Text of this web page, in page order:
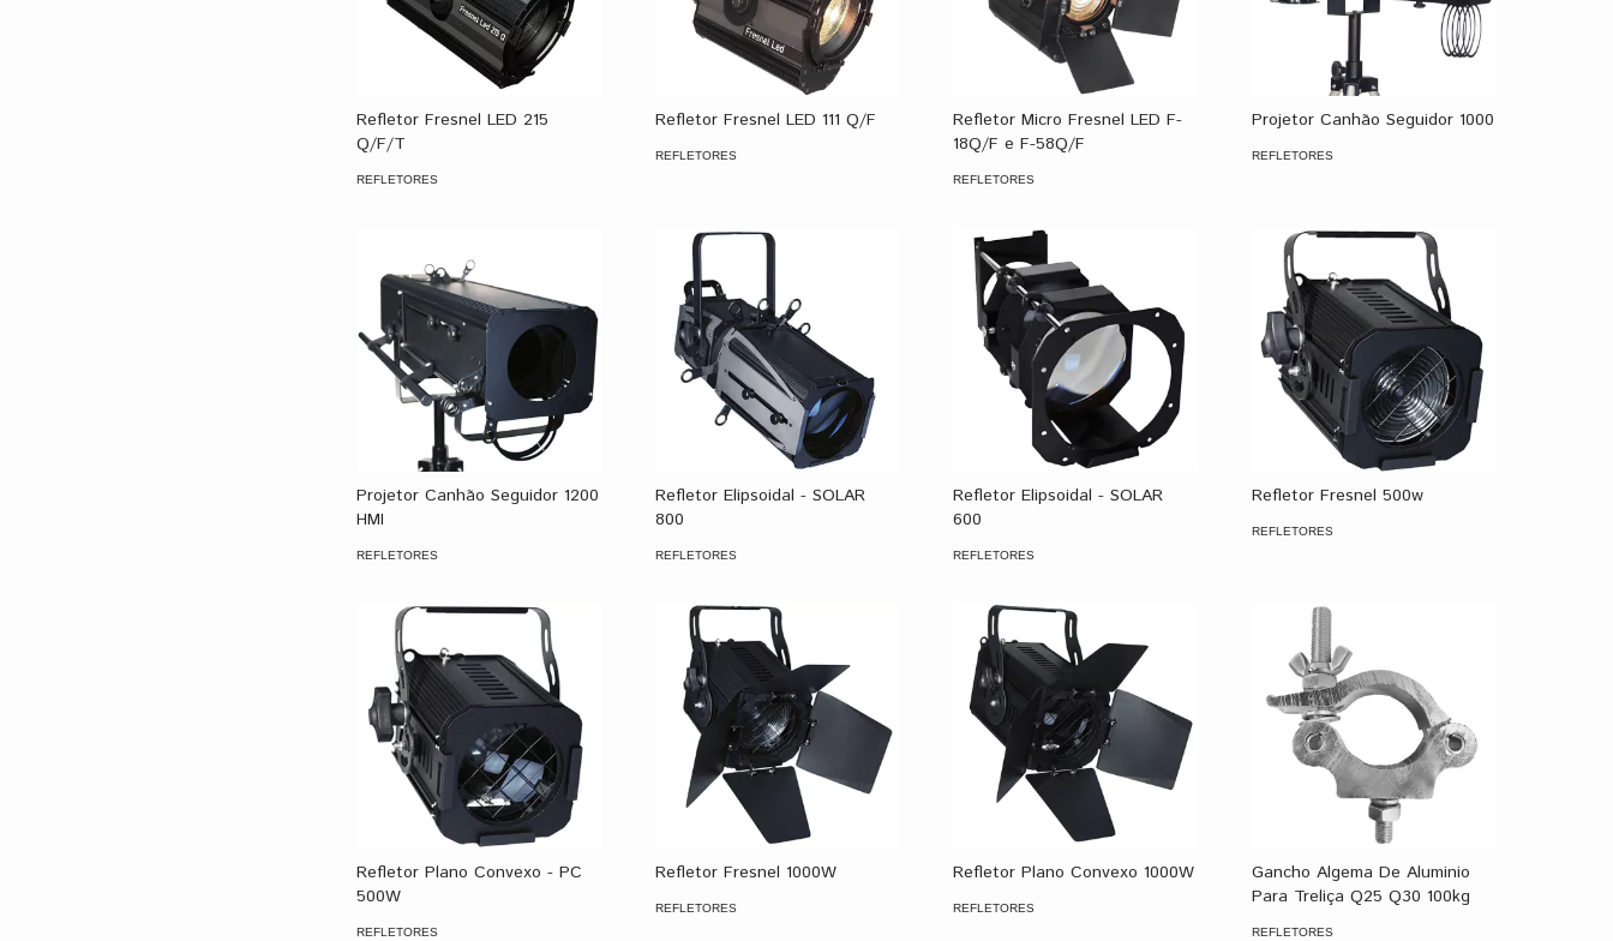
Refletor Fresnel LED 215
Q/F/T
REFLETORES
Refletor Fresnel LED 111 Q/F
REFLETORES
Refletor Micro Fresnel LED F-
18Q/F e F-58Q/F
REFLETORES
Projetor Canhão Seguidor 1000
REFLETORES
Projetor Canhão Seguidor 1200
HMI
REFLETORES
Refletor Elipsoidal - SOLAR
800
REFLETORES
Refletor Elipsoidal - SOLAR
600
REFLETORES
Refletor Fresnel 500w
REFLETORES
Refletor Plano Convexo - PC
500W
REFLETORES
Refletor Fresnel 1000W
REFLETORES
Refletor Plano Convexo 1000W
REFLETORES
Gancho Algema De Aluminio
Para Treliça Q25 Q30 100kg
REFLETORES